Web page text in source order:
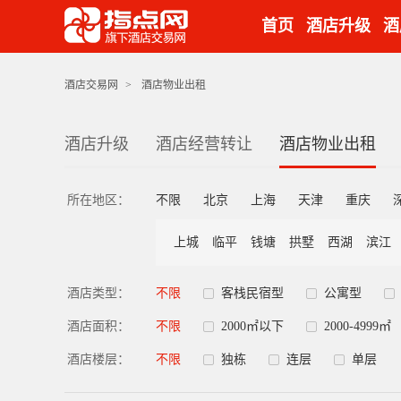
首页 酒店升级
酒店交易网 > 酒店物业出租
酒店升级 酒店经营转让 酒店物业出租
所在地区： 不限 北京 上海 天津 重庆
上城 临平 钱塘 拱墅 西湖 滨江
酒店类型： 不限 客栈民宿型 公寓型
酒店面积： 不限 2000㎡以下 2000-4999㎡
酒店楼层： 不限 独栋 连层 单层